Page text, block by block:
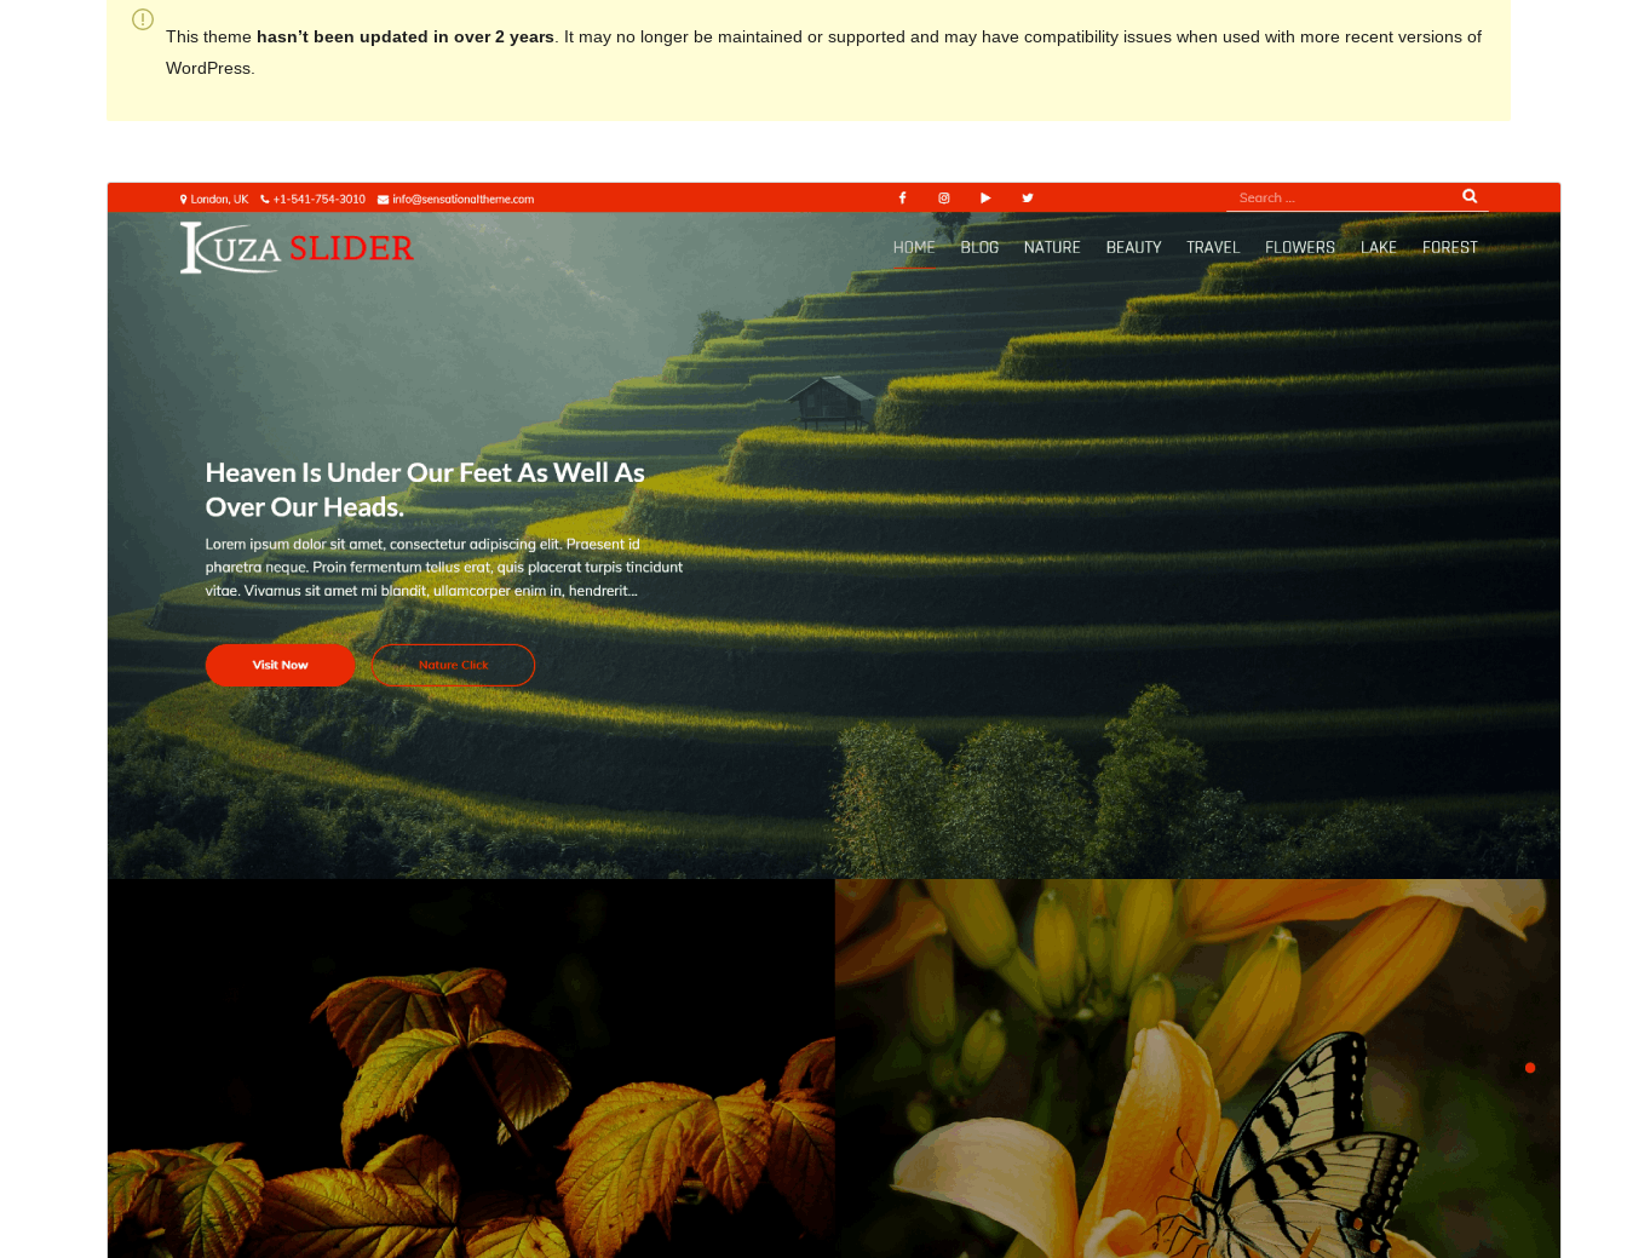
This theme hasn’t been updated in over 2 years. It may no longer be maintained or supported and may have compatibility issues when used with more recent versions of
WordPress.
Download
Version
1.0.1
সক্রিয় ইনস্টলেশনসমূহ
পিএইচপি সংস্করণ